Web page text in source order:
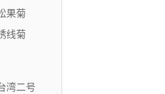
果菊
线菊
湾二号